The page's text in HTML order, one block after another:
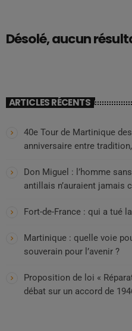
Désolé, aucun
ARTICLES RÉCENTS
40e Tour de Martinique
anniversaire entre
Don Miguel : l’homme
antillais n’auraient jamais
Fort-de-France : qui a tué
Martinique : quelle voie
souverain pour l’avenir ?
Proposition de loi «
débat sur un accord de